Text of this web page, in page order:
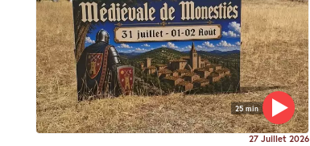
25 min
27 Juillet 2026